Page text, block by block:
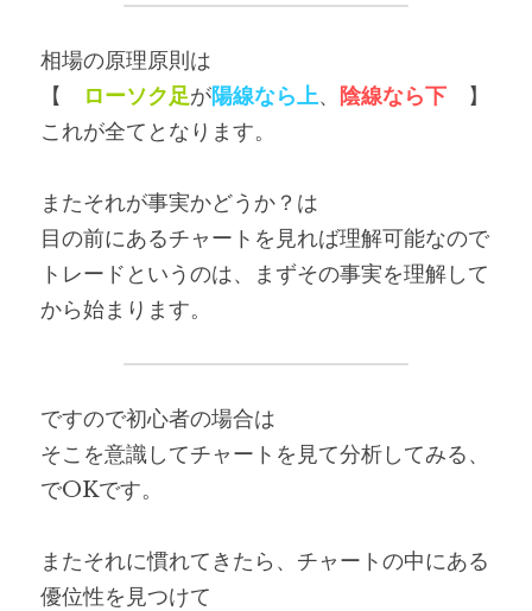
相場の原理原則は
【
ローソク足が陽線なら上、 陰線なら下 】
これが全てとなります。
またそれが事実かどうか？は
目の前にあるチャートを見れば理解可能なので
トレードというのは、まずその事実を理解して
から始まります。
ですので初心者の場合は
そこを意識してチャートを見て分析してみる、
でOKです。
またそれに慣れてきたら、チャートの中にある
優位性を見つけて